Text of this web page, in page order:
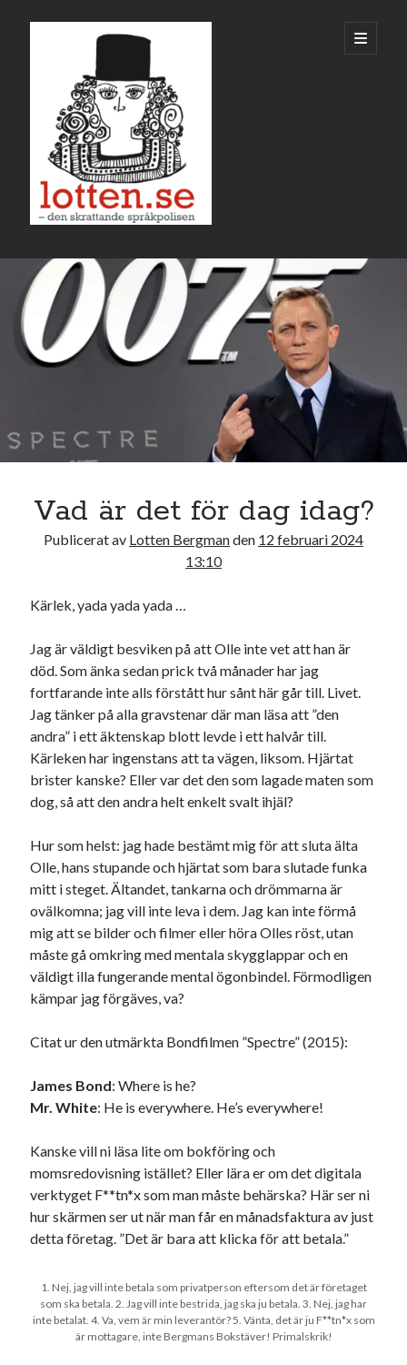
öppna
primär
Sidopanel
februari 2024
M T O T
1 2 3 4
18
19 20 21 22 25
27
« jan mar »
Kategorier
Kategorier
Etiketter
barnen basket bil corona
England fest film
historia hotell jobb
Julkalenderfacit Julkalendern
julkalendern 2021 Julkalendern 2024
kåseri lifvet Lund mat minne
nostalgi ord radio recept
reklam resa sekrutt
sommar språk språkpolis
Stockholm svenska tips tåg
USA
Dessa har något gemensamt
Vad är det för dag idag?
Publicerat av Lotten Bergmanden 12 februari 2024
13:10
Kärlek, yada yada yada …
Jag är väldigt besviken på att Olle inte vet att han är
död. Som änka sedan prick två månader har jag
fortfarande inte alls förstått hur sånt här går till. Livet.
Jag tänker på alla gravstenar där man läsa att ”den
andra” i ett äktenskap blott levde i ett halvår till.
Kärleken har ingenstans att ta vägen, liksom. Hjärtat
brister kanske? Eller var det den som lagade maten som
dog, så att den andra helt enkelt svalt ihjäl?
Hur som helst: jag hade bestämt mig för att sluta älta
Olle, hans stupande och hjärtat som bara slutade funka
mitt i steget. Ältandet, tankarna och drömmarna är
ovälkomna; jag vill inte leva i dem. Jag kan inte förmå
mig att se bilder och filmer eller höra Olles röst, utan
måste gå omkring med mentala skygglappar och en
väldigt illa fungerande mental ögonbindel. Förmodligen
kämpar jag förgäves, va?
Citat ur den utmärkta Bondfilmen ”Spectre” (2015):
James Bond: Where is he?
Mr. White: He is everywhere. He’s everywhere!
Kanske vill ni läsa lite om bokföring och
momsredovisning istället? Eller lära er om det digitala
verktyget F**tn*x som man måste behärska? Här ser ni
hur skärmen ser ut när man får en månadsfaktura av just
detta företag. ”Det är bara att klicka för att betala.”
1. Nej, jag vill inte betala som privatperson eftersom det är företaget
som ska betala. 2. Jag vill inte bestrida, jag ska ju betala. 3. Nej, jag har
inte betalat. 4. Va, vem är min leverantör? 5. Vänta, det är ju F**tn*x som
är mottagare, inte Bergmans Bokstäver! Primalskrik!